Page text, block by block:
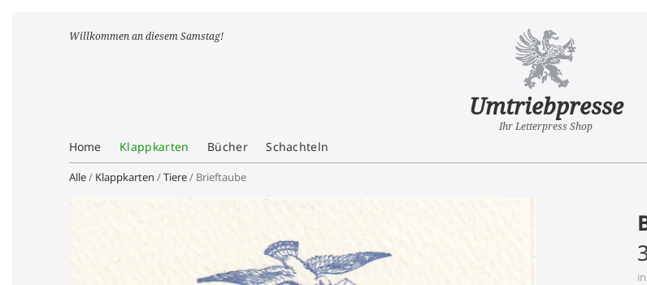
Willkommen an diesem Samstag!
Umtriebpresse
Ihr Letterpress Shop
Home Klappkarten Bücher Schachteln
Alle/ Klappkarten /Tiere/ Brieftaube